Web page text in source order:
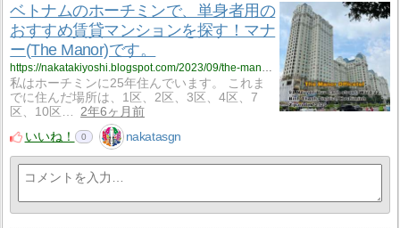
ベトナムのホーチミンで、単身者用の
おすすめ賃貸マンションを探す！マナ
ー(The Manor)です。
私はホーチミンに25年住んでいます。 これま
でに住んだ場所は、1区、2区、3区、4区、7
区、10区…
2年6ヶ月前
いいね！
0 nakatasgn